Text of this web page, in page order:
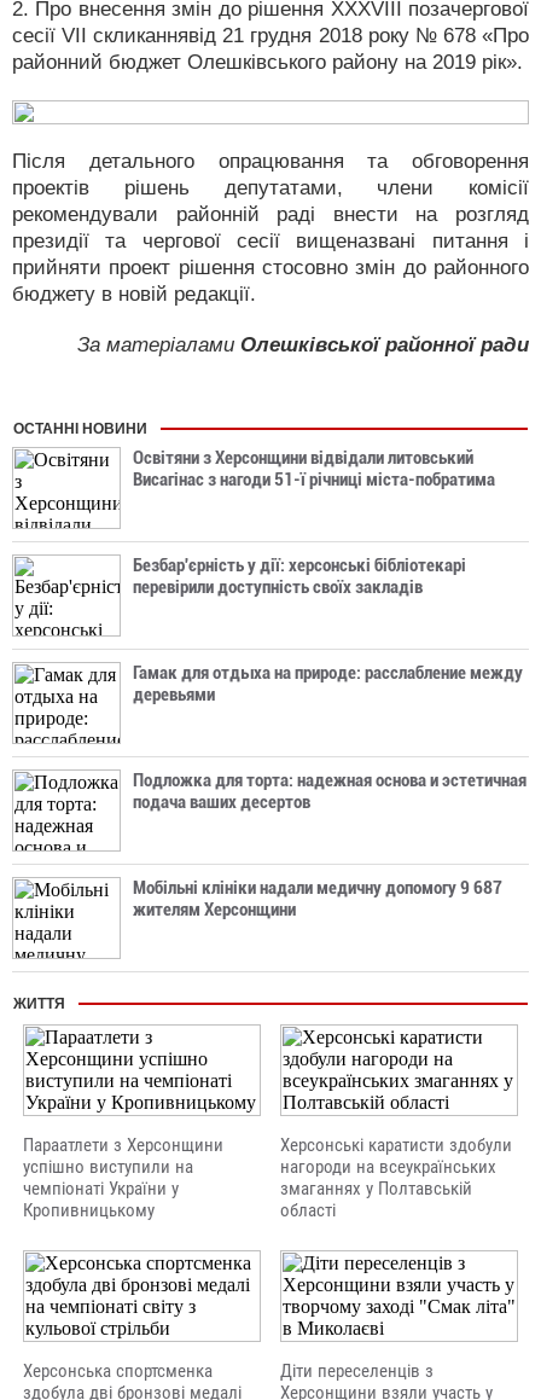
2. Про внесення змін до рішення XXXVIII позачергової
сесії VII скликаннявід 21 грудня 2018 року № 678 «Про
районний бюджет Олешківського району на 2019 рік».
Після детального опрацювання та обговорення
проектів рішень депутатами, члени комісії
рекомендували районній раді внести на розгляд
президії та чергової сесії вищеназвані питання і
прийняти проект рішення стосовно змін до районного
бюджету в новій редакції.
За матеріалами Олешківської районної ради
ОСТАННІ НОВИНИ
Освітяни з Херсонщини відвідали литовський
Висагінас з нагоди 51-ї річниці міста-побратима
Безбар'єрність у дії: херсонські бібліотекарі
перевірили доступність своїх закладів
Гамак для отдыха на природе: расслабление между
деревьями
Подложка для торта: надежная основа и эстетичная
подача ваших десертов
Мобільні клініки надали медичну допомогу 9 687
жителям Херсонщини
ЖИТТЯ
Параатлети з Херсонщини
успішно виступили на
чемпіонаті України у
Кропивницькому
Херсонські каратисти здобули
нагороди на всеукраїнських
змаганнях у Полтавській
області
Херсонська спортсменка
здобула дві бронзові медалі
Діти переселенців з
Херсонщини взяли участь у